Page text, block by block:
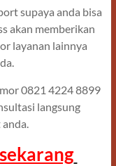
supaya anda bisa
akan memberikan
layanan lainnya
0821 4224 8899
langsung